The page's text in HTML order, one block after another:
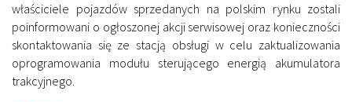
właściciele pojazdów sprzedanych na polskim rynku zostali
poinformowani o ogłoszonej akcji serwisowej oraz konieczności
skontaktowania się ze stacją obsługi w celu zaktualizowania
oprogramowania modułu sterującego energią akumulatora
trakcyjnego.